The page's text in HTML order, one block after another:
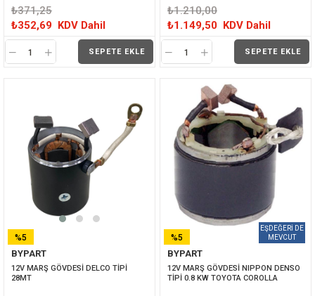
₺371,25
₺352,69 KDV Dahil
SEPETE EKLE
₺1.210,00
₺1.149,50 KDV Dahil
SEPETE EKLE
BYPART
12V MARŞ GÖVDESİ DELCO TİPİ
28MT
%5
İNDIRIM
BYPART
12V MARŞ GÖVDESİ NIPPON DENSO
TİPİ 0.8 KW TOYOTA COROLLA
%5
İNDIRIM